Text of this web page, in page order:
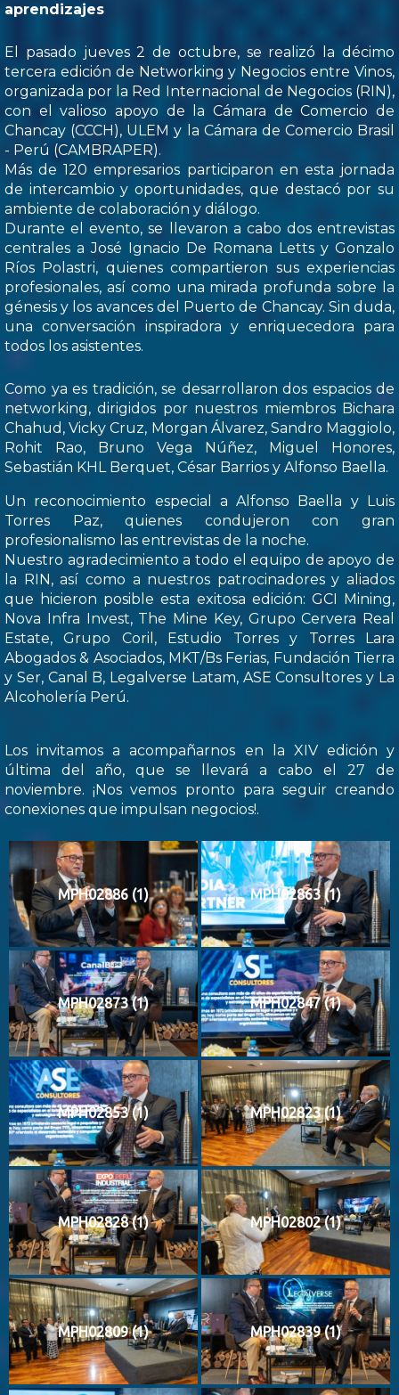
aprendizajes
El pasado jueves 2 de octubre, se realizó la décimo
tercera edición de Networking y Negocios entre Vinos,
organizada por la Red Internacional de Negocios (RIN),
con el valioso apoyo de la Cámara de Comercio de
Chancay (CCCH), ULEM y la Cámara de Comercio Brasil
- Perú (CAMBRAPER).
Más de 120 empresarios participaron en esta jornada
de intercambio y oportunidades, que destacó por su
ambiente de colaboración y diálogo.
Durante el evento, se llevaron a cabo dos entrevistas
centrales a José Ignacio De Romana Letts y Gonzalo
Ríos Polastri, quienes compartieron sus experiencias
profesionales, así como una mirada profunda sobre la
génesis y los avances del Puerto de Chancay. Sin duda,
una conversación inspiradora y enriquecedora para
todos los asistentes.
Como ya es tradición, se desarrollaron dos espacios de
networking, dirigidos por nuestros miembros Bichara
Chahud, Vicky Cruz, Morgan Álvarez, Sandro Maggiolo,
Rohit Rao, Bruno Vega Núñez, Miguel Honores,
Sebastián KHL Berquet, César Barrios y Alfonso Baella.
Un reconocimiento especial a Alfonso Baella y Luis
Torres Paz, quienes condujeron con gran
profesionalismo las entrevistas de la noche.
Nuestro agradecimiento a todo el equipo de apoyo de
la RIN, así como a nuestros patrocinadores y aliados
que hicieron posible esta exitosa edición: GCI Mining,
Nova Infra Invest, The Mine Key, Grupo Cervera Real
Estate, Grupo Coril, Estudio Torres y Torres Lara
Abogados & Asociados, MKT/Bs Ferias, Fundación Tierra
y Ser, Canal B, Legalverse Latam, ASE Consultores y La
Alcoholería Perú.
Los invitamos a acompañarnos en la XIV edición y
última del año, que se llevará a cabo el 27 de
noviembre. ¡Nos vemos pronto para seguir creando
conexiones que impulsan negocios!.
MPH02886 (1) MPH02863 (1)
MPH02873 (1) MPH02847 (1)
MPH02853 (1) MPH02823 (1)
MPH02828 (1) MPH02802 (1)
MPH02809 (1) MPH02839 (1)